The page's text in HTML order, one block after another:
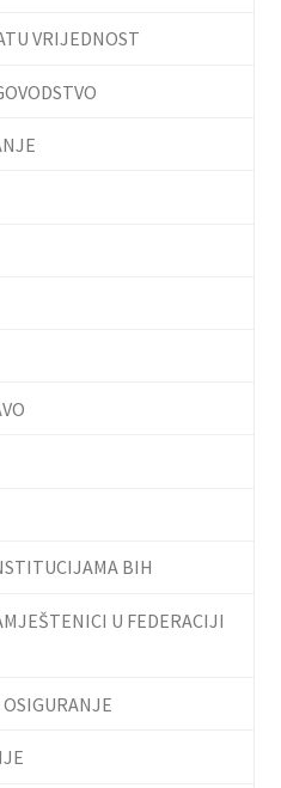
VRIJEDNOST
BIH
U FEDERACIJI